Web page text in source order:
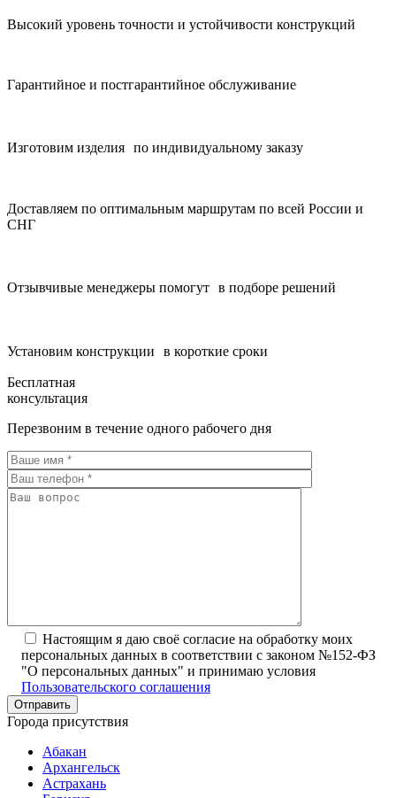
Высокий уровень точности и устойчивости конструкций
Гарантийное и постгарантийное обслуживание
Изготовим изделия по индивидуальному заказу
Доставляем по оптимальным маршрутам по всей России и
СНГ
Отзывчивые менеджеры помогут в подборе решений
Установим конструкции в короткие сроки
Бесплатная
консультация
Перезвоним в течение одного рабочего дня
Настоящим я даю своё согласие на обработку моих
персональных данных в соответствии с законом №152-ФЗ
"О персональных данных" и принимаю условия
Пользовательского соглашения
Города присутствия
Абакан
Архангельск
Астрахань